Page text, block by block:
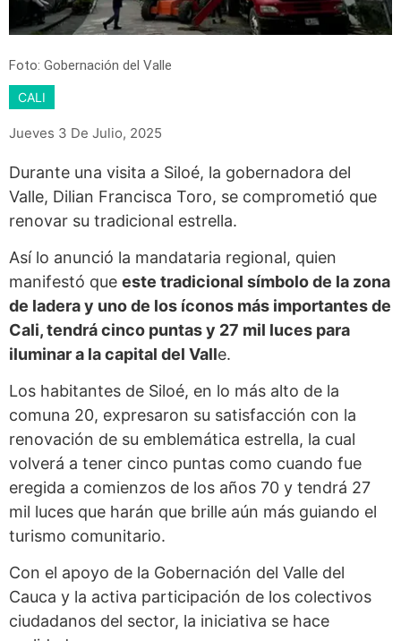
Foto: Gobernación del Valle
CALI
Jueves 3 De Julio, 2025
Durante una visita a Siloé, la gobernadora del
Valle, Dilian Francisca Toro, se comprometió que
renovar su tradicional estrella.
Así lo anunció la mandataria regional, quien
manifestó que este tradicional símbolo de la zona
de ladera y uno de los íconos más importantes de
Cali, tendrá cinco puntas y 27 mil luces para
iluminar a la capital del Valle.
Los habitantes de Siloé, en lo más alto de la
comuna 20, expresaron su satisfacción con la
renovación de su emblemática estrella, la cual
volverá a tener cinco puntas como cuando fue
eregida a comienzos de los años 70 y tendrá 27
mil luces que harán que brille aún más guiando el
turismo comunitario.
Con el apoyo de la Gobernación del Valle del
Cauca y la activa participación de los colectivos
ciudadanos del sector, la iniciativa se hace